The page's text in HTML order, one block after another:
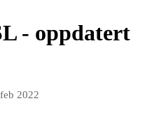
- oppdatert
2022